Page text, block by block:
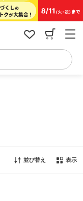
並び替え 表示